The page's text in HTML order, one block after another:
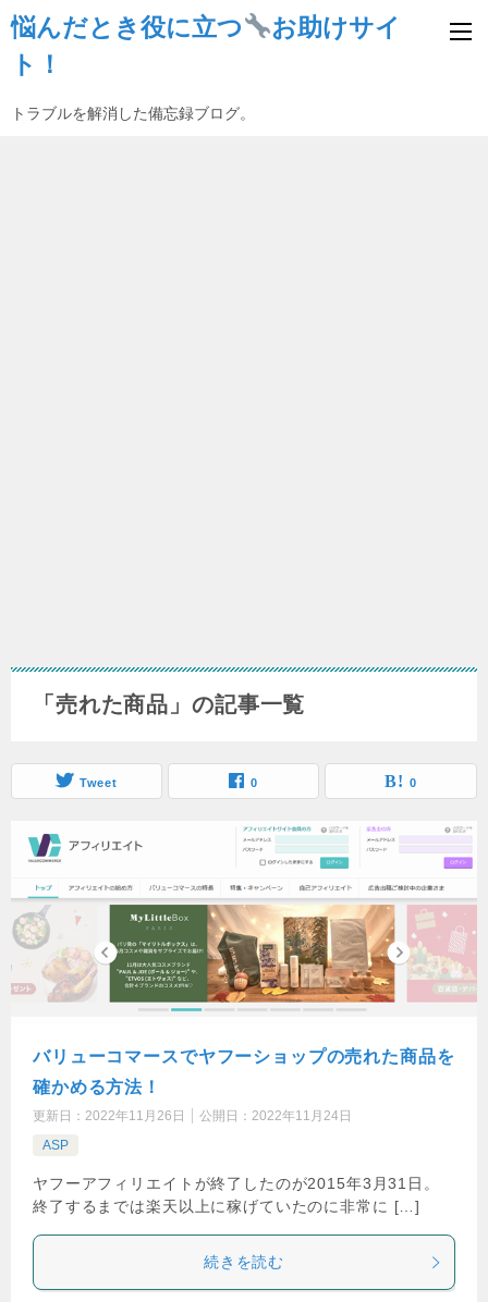
悩んだとき役に立つ
お助けサイ
ト！
トラブルを解消した備忘録ブログ。
「売れた商品」の記事一覧
Tweet 0 0
バリューコマースでヤフーショップの売れた商品を
確かめる方法！
更新日： 2022年11月26日 公開日： 2022年11月24日
ASP
ヤフーアフィリエイトが終了したのが2015年3月31日。
終了するまでは楽天以上に稼げていたのに非常に […]
続きを読む